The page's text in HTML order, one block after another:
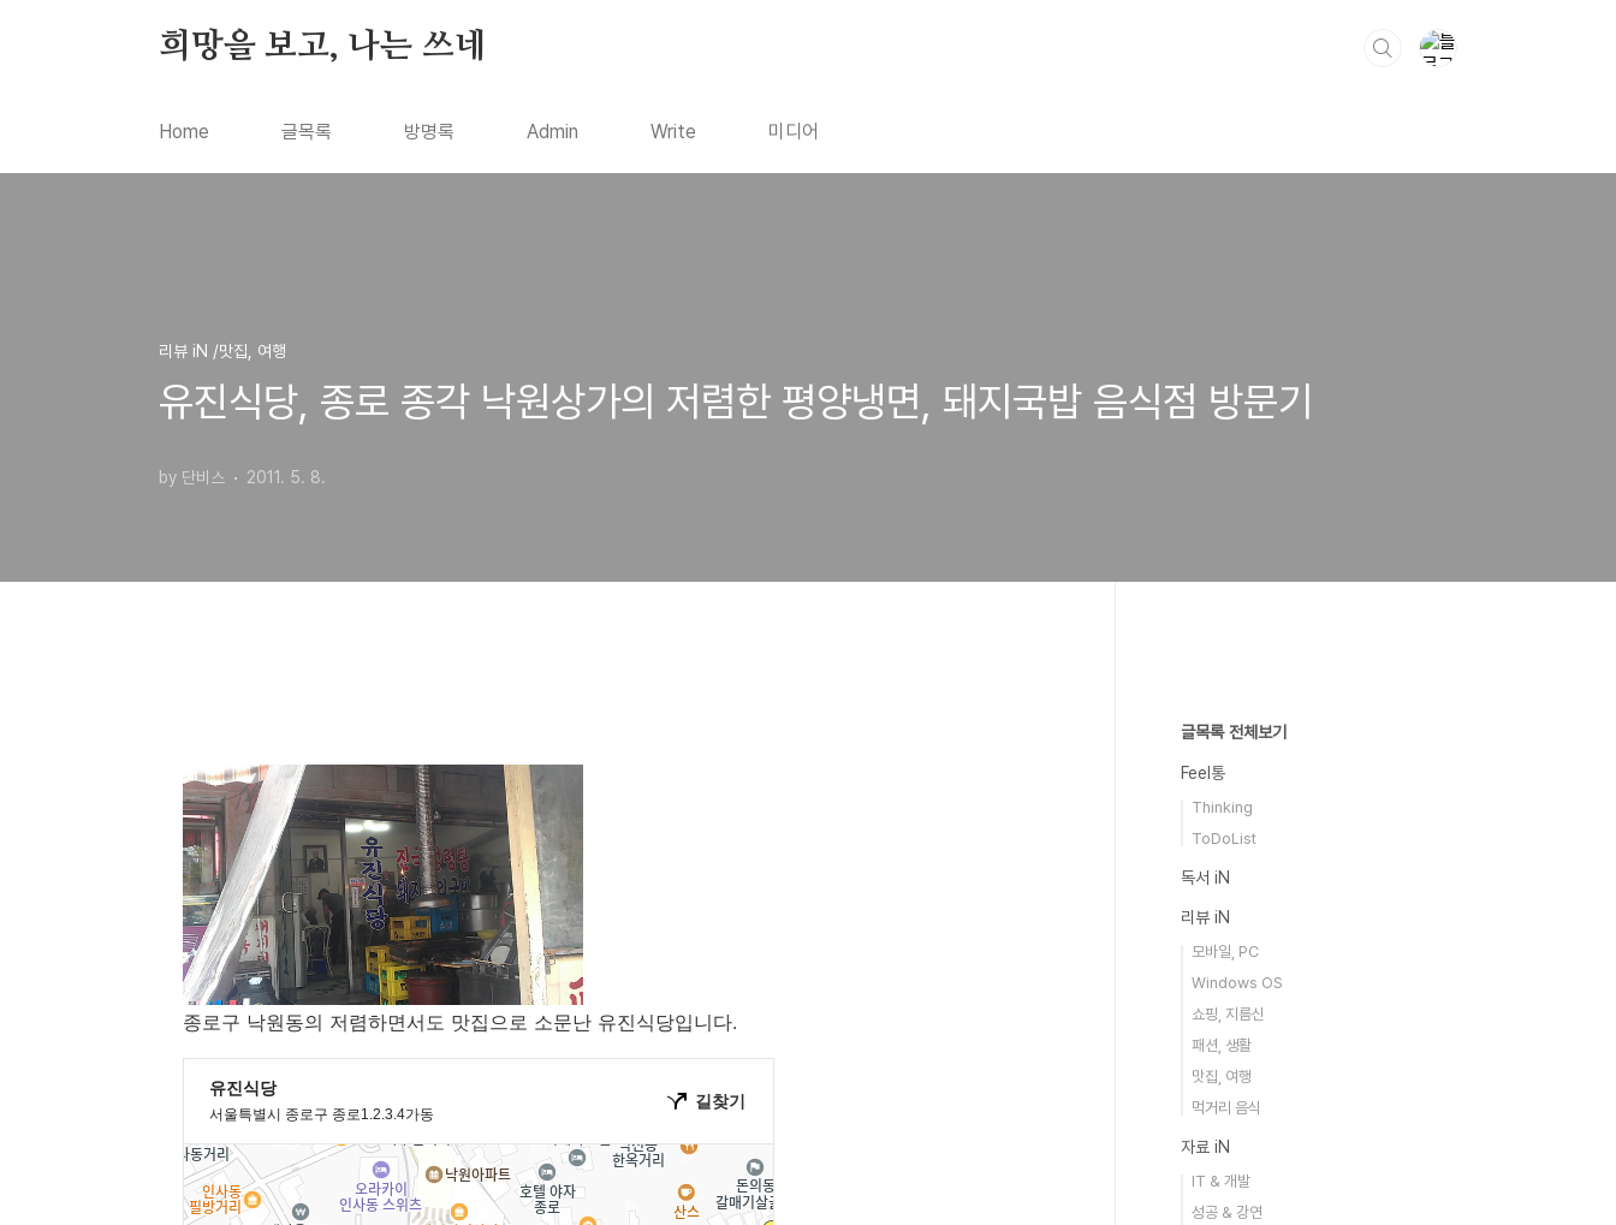
희망을 보고, 나는 쓰네
Home 글목록 방명록 Admin Write 미디어
리뷰 iN /맛집, 여행
유진식당, 종로 종각 낙원상가의 저렴한 평양냉면, 돼지국밥 음식점 방문기
by 단비스 2011. 5. 8.
종로구 낙원동의 저렴하면서도 맛집으로 소문난 유진식당입니다.
글목록 전체보기
Feel통
Thinking
ToDoList
독서 iN
리뷰 iN
모바일, PC
Windows OS
쇼핑, 지름신
패션, 생활
맛집, 여행
먹거리 음식
자료 iN
IT & 개발
성공 & 강연